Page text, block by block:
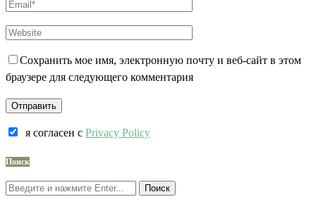
Сохранить мое имя, электронную почту и веб-сайт в этом
браузере для следующего комментария
я согласен c Privacy Policy
Поиск
Поиск